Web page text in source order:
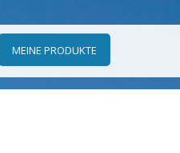
MEINE PRODUKTE